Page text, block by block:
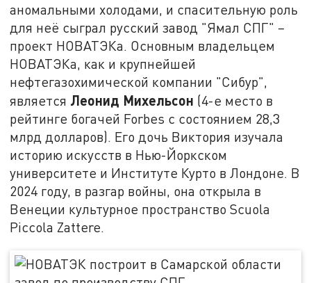
аномальными холодами, и спасительную роль
для неё сыграл русский завод "Ямал СПГ" –
проект НОВАТЭКа. Основным владельцем
НОВАТЭКа, как и крупнейшей
нефтегазохимической компании "Сибур",
является Леонид Михельсон (4-е место в
рейтинге богачей Forbes с состоянием 28,3
млрд долларов). Его дочь Виктория изучала
историю искусств в Нью-Йоркском
университете и Институте Курто в Лондоне. В
2024 году, в разгар войны, она открыла в
Венеции культурное пространство Scuola
Piccola Zattere.